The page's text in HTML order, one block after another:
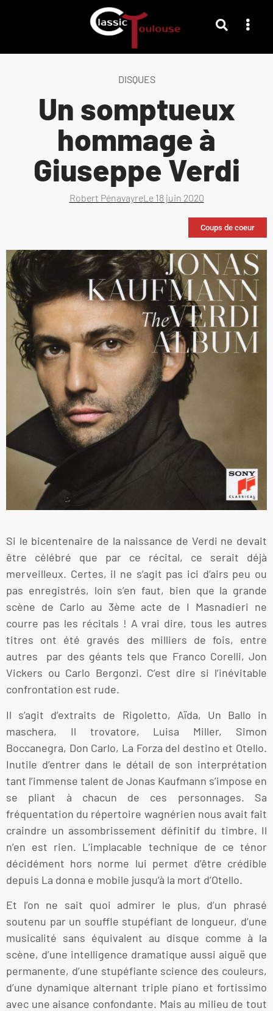
DISQUES
Un somptueux
hommage à
Giuseppe Verdi
Robert PénavayreLe 18 juin 2020
Coups de coeur
Si le bicentenaire de la naissance de Verdi ne devait
être célébré que par ce récital, ce serait déjà
merveilleux. Certes, il ne s’agit pas ici d’airs peu ou
pas enregistrés, loin s’en faut, bien que la grande
scène de Carlo au 3ème acte de I Masnadieri ne
courre pas les récitals ! A vrai dire, tous les autres
titres ont été gravés des milliers de fois, entre
autres par des géants tels que Franco Corelli, Jon
Vickers ou Carlo Bergonzi. C’est dire si l’inévitable
confrontation est rude.
Il s’agit d’extraits de Rigoletto, Aïda, Un Ballo in
maschera, Il trovatore, Luisa Miller, Simon
Boccanegra, Don Carlo, La Forza del destino et Otello.
Inutile d’entrer dans le détail de son interprétation
tant l’immense talent de Jonas Kaufmann s’impose en
se pliant à chacun de ces personnages. Sa
fréquentation du répertoire wagnérien nous avait fait
craindre un assombrissement définitif du timbre. Il
n’en est rien. L’implacable technique de ce ténor
décidément hors norme lui permet d’être crédible
depuis La donna e mobile jusqu’à la mort d’Otello.
Et l’on ne sait quoi admirer le plus, d’un phrasé
soutenu par un souffle stupéfiant de longueur, d’une
musicalité sans équivalent au disque comme à la
scène, d’une intelligence dramatique aussi aiguë que
permanente, d’une stupéfiante science des couleurs,
d’une dynamique alternant triple piano et fortissimo
avec une aisance confondante. Mais au milieu de tout